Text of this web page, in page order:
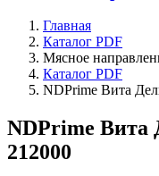
Главная
Каталог PDF
Мясное
Каталог PDF
NDPrime Вита
NDPrime Вита
212000